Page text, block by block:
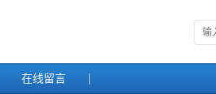
在线留言